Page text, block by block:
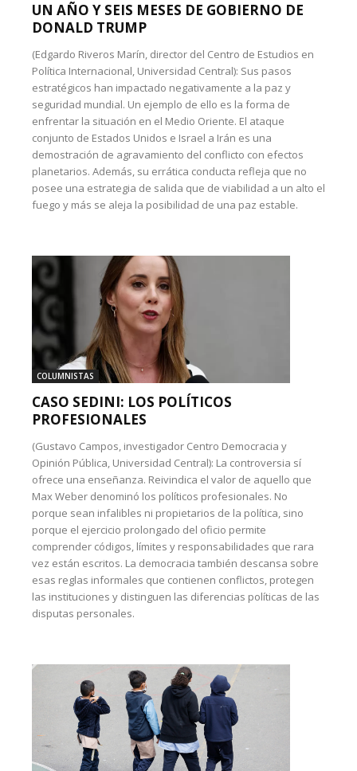
UN AÑO Y SEIS MESES DE GOBIERNO DE
DONALD TRUMP
(Edgardo Riveros Marín, director del Centro de Estudios en
Política Internacional, Universidad Central): Sus pasos
estratégicos han impactado negativamente a la paz y
seguridad mundial. Un ejemplo de ello es la forma de
enfrentar la situación en el Medio Oriente. El ataque
conjunto de Estados Unidos e Israel a Irán es una
demostración de agravamiento del conflicto con efectos
planetarios. Además, su errática conducta refleja que no
posee una estrategia de salida que de viabilidad a un alto el
fuego y más se aleja la posibilidad de una paz estable.
COLUMNISTAS
CASO SEDINI: LOS POLÍTICOS
PROFESIONALES
(Gustavo Campos, investigador Centro Democracia y
Opinión Pública, Universidad Central): La controversia sí
ofrece una enseñanza. Reivindica el valor de aquello que
Max Weber denominó los políticos profesionales. No
porque sean infalibles ni propietarios de la política, sino
porque el ejercicio prolongado del oficio permite
comprender códigos, límites y responsabilidades que rara
vez están escritos. La democracia también descansa sobre
esas reglas informales que contienen conflictos, protegen
las instituciones y distinguen las diferencias políticas de las
disputas personales.